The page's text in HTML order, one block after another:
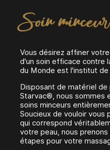
Soin
Vous désirez affiner
d'un soin efficace contre
du Monde est l'institut
Disposant de matériel
Starvac®, nous sommes
soins minceurs
Soucieux de vouloir vous
qui correspond
votre peau, nous
étapes pour votre